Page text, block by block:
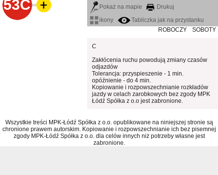
53C
Pokaż na mapie
Drukuj
ikony
Tabliczka jak na przystanku
ROBOCZY
SOBOTY
C
Zakłócenia ruchu powodują zmiany czasów
odjazdów
Tolerancja: przyspieszenie - 1 min.
opóźnienie - do 4 min.
Kopiowanie i rozpowszechnianie rozkładów
jazdy w celach zarobkowych bez zgody MPK
Łódź Spółka z o.o jest zabronione.
Wszystkie treści MPK-Łódź Spółka z o.o. opublikowane na niniejszej stronie są
chronione prawem autorskim. Kopiowanie i rozpowszechnianie ich bez pisemnej
zgody MPK-Łódź Spółka z o.o. dla celów innych niż potrzeby własne jest
zabronione.